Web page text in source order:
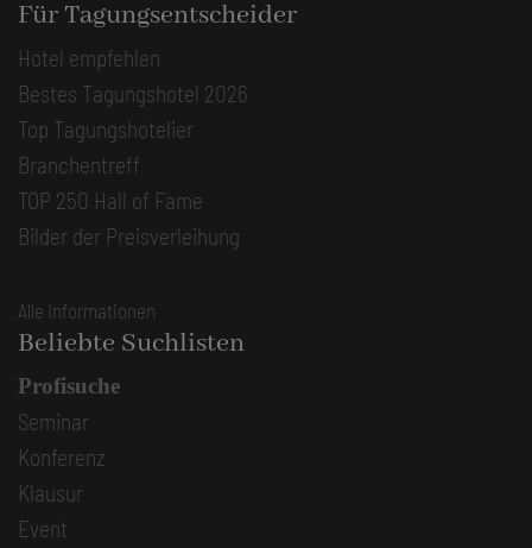
Für Tagungsentscheider
Hotel empfehlen
Bestes Tagungshotel 2026
Top Tagungshotelier
Branchentreff
TOP 250 Hall of Fame
Bilder der Preisverleihung
Alle Informationen
Beliebte Suchlisten
Profisuche
Seminar
Konferenz
Klausur
Event